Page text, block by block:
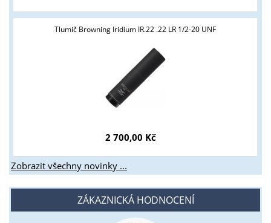
Tlumič Browning Iridium IR.22 .22 LR 1/2-20 UNF
2 700,00 Kč
Zobrazit všechny novinky ...
ZÁKAZNICKÁ HODNOCENÍ